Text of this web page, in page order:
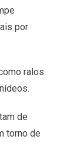
por
ralos
de
torno de